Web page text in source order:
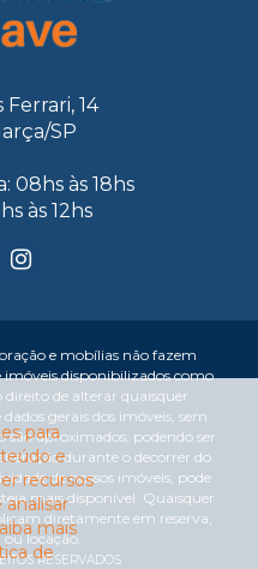
Ferrari, 14
SP
08hs às 18hs
às 12hs
e mobílias não fazem
imóveis disponibilizados como
direito de alterar quaisquer
gerais dos imóveis, sem
são aproximados, podendo ser
durante o decorrer do
de nossos imóveis, pode
mais disponível. Quaisquer
diretamente em reserva,
locação.
RESERVADOS
para
e
recursos
analisar
mais
de